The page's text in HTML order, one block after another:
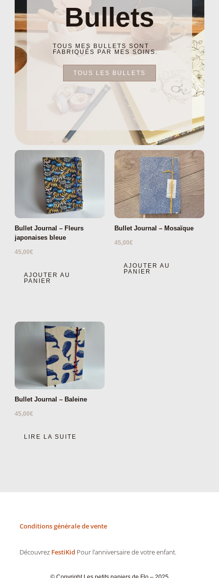
Bullets
TOUS MES BULLETS SONT
FABRIQUÉS PAR MES SOINS.
TOUS LES BULLETS
Bullet Journal – Fleurs
japonaises bleue
45,00€
AJOUTER AU
PANIER
Bullet Journal – Mosaïque
45,00€
AJOUTER AU
PANIER
Bullet Journal – Baleine
45,00€
LIRE LA SUITE
Conditions générale de vente
Découvrez FestiKid Pour l’anniversaire de votre enfant.